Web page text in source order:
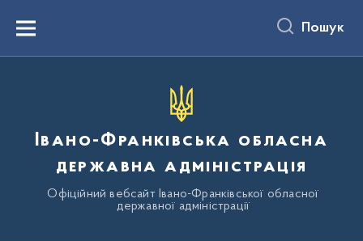
вмістуMenu Пошук
Івано-Франківська обласна
державна адміністрація
Офіційний вебсайт Івано-Франківської обласної
державної адміністрації